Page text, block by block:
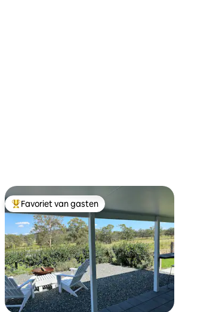
Topfavoriet van gasten
Favoriet van gasten